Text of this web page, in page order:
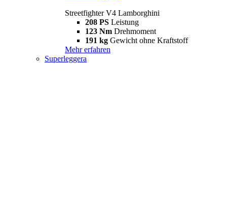
Streetfighter V4 Lamborghini
208 PS Leistung
123 Nm Drehmoment
191 kg Gewicht ohne Kraftstoff
Mehr erfahren
Superleggera